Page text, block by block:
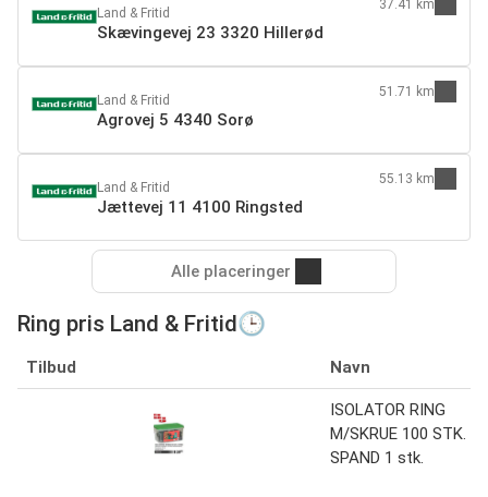
Land & Fritid
Skævingevej 23 3320 Hillerød
37.41 km
Land & Fritid
Agrovej 5 4340 Sorø
51.71 km
Land & Fritid
Jættevej 11 4100 Ringsted
55.13 km
Alle placeringer
Ring pris Land & Fritid🕒
Tilbud Navn
ISOLATOR RING
M/SKRUE 100 STK. I
SPAND 1 stk.